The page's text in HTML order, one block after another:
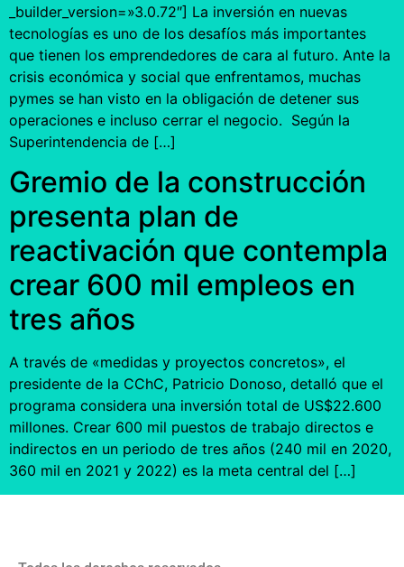
_builder_version=»3.0.72″] La inversión en nuevas
tecnologías es uno de los desafíos más importantes
que tienen los emprendedores de cara al futuro. Ante la
crisis económica y social que enfrentamos, muchas
pymes se han visto en la obligación de detener sus
operaciones e incluso cerrar el negocio. Según la
Superintendencia de […]
Gremio de la construcción
presenta plan de
reactivación que contempla
crear 600 mil empleos en
tres años
A través de «medidas y proyectos concretos», el
presidente de la CChC, Patricio Donoso, detalló que el
programa considera una inversión total de US$22.600
millones. Crear 600 mil puestos de trabajo directos e
indirectos en un periodo de tres años (240 mil en 2020,
360 mil en 2021 y 2022) es la meta central del […]